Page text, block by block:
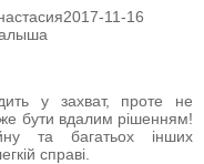
2017-11-16
у захват, проте не
бути вдалим рішенням!
та багатьох інших
справі.